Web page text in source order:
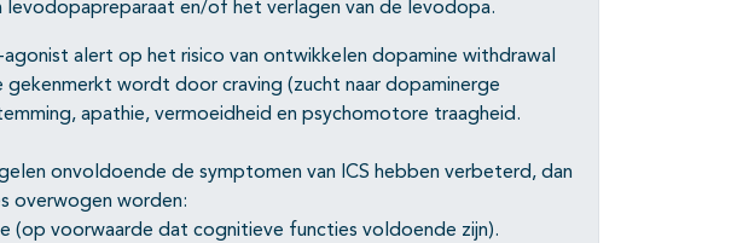
levodopapreparaat en/of het verlagen van de levodopa.
alert op het risico van ontwikkelen dopamine withdrawal
gekenmerkt wordt door craving (zucht naar dopaminerge
apathie, vermoeidheid en psychomotore traagheid.
onvoldoende de symptomen van ICS hebben verbeterd, dan
overwogen worden:
(op voorwaarde dat cognitieve functies voldoende zijn).